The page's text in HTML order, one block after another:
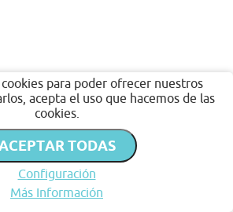
para poder ofrecer nuestros
acepta el uso que hacemos de las
cookies.
TODAS
Configuración
Más Información
Publicar